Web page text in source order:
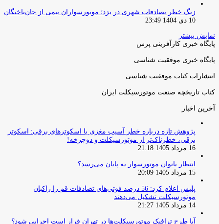
زنگ خطر تصادفات شهری در یزد؛ موتورسواران نیمی از جان‌باختگان
10 دی 1404 23:49
نمایش بیشتر
پایگاه خبری کارآفرینی پرس
پایگاه خبری موفقیت شناسی
انتشارات کتاب موفقیت شناسی
کتاب تاریخچه صنعت موتورسیکلت ایران
آخرین اخبار
پژوهش تازه درباره خطر آسیب مغزی با اسکوترهای برقی: اسکوتر
برقی، خطرناک‌تر از موتورسیکلت و دوچرخه!
16 مرداد 1405 21:18
انتظار بانوان موتورسوار به پایان می‌رسد؟
15 مرداد 1405 20:09
پلیس اعلام کرد: 56 درصد فوتی‌های تصادفات قم را راکبان
موتورسیکلت تشکیل می‌دهند
14 مرداد 1405 21:27
آیا طرح ترافیک موتورسیکلت‌ها در تهران قرار است اجرایی شود؟